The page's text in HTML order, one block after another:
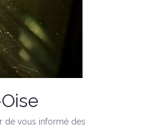
de vous informé des